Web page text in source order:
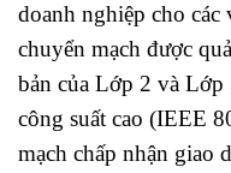
doanh nghiệp cho các
chuyển mạch được
bản của Lớp 2 và
công suất cao (IEEE
mạch chấp nhận giao